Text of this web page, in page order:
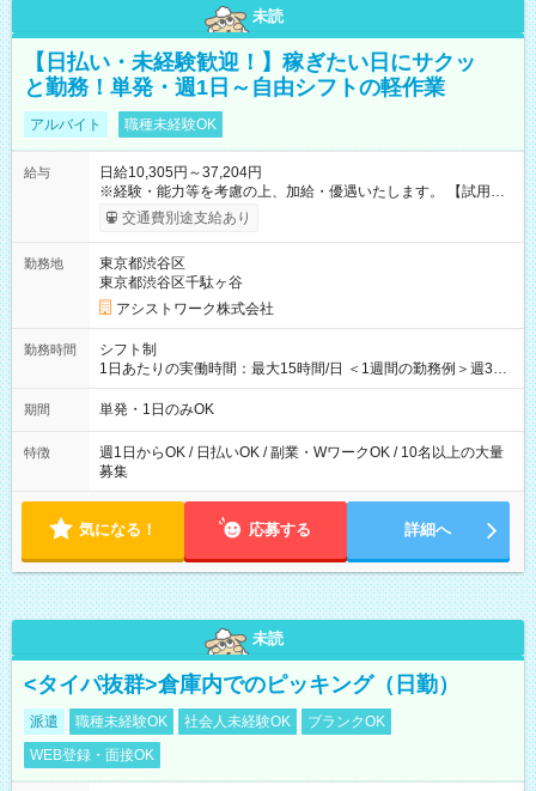
未読
【日払い・未経験歓迎！】稼ぎたい日にサクッ
と勤務！単発・週1日～自由シフトの軽作業
アルバイト 職種未経験OK
給与
日給10,305円～37,204円
※経験・能力等を考慮の上、加給・優遇いたします。 【試用期
間】試用期間なし
交通費別途支給あり
勤務地
東京都渋谷区
東京都渋谷区千駄ヶ谷
アシストワーク株式会社
勤務時間
シフト制
1日あたりの実働時間：最大15時間/日 ＜1週間の勤務例＞週3回
勤務 勤務：月・水・金 休み：火・木・土・日 好きな時にお仕事
可能です！ ※1日あたりの最大実働時間は日勤、夜勤共に勤務し
期間 単発・1日のみOK
特徴
週1日からOK / 日払いOK / 副業・WワークOK / 10名以上の大量
募集
気になる！ 応募する 詳細へ
未読
<タイパ抜群>倉庫内でのピッキング（日勤）
派遣 職種未経験OK 社会人未経験OK
ブランクOK
WEB登録・面接OK